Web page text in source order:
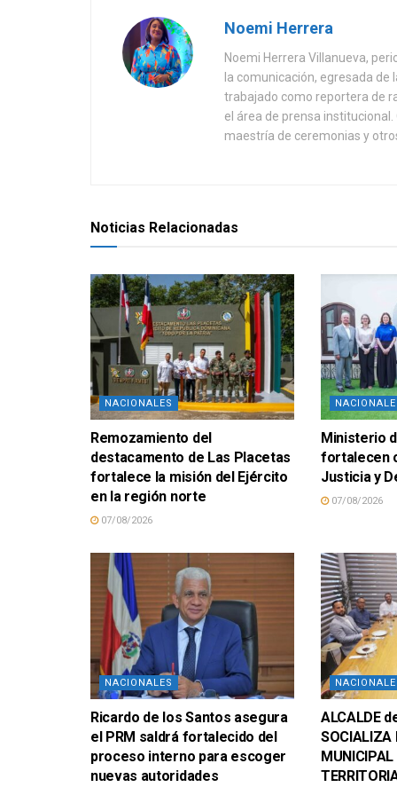
Noemi Herrera
Noemi Herrera Villanueva,
la comunicación, egresada de
trabajado como reportera de
el área de prensa
maestría de ceremonias y
Noticias Relacionadas
NACIONALES
Remozamiento del
destacamento de Las Placetas
fortalece la misión del Ejército
en la región norte
07/08/2026
Ministerio
fortalecen
Justicia y
07/08/2026
NACIONALES
Ricardo de los Santos asegura
el PRM saldrá fortalecido del
proceso interno para escoger
nuevas autoridades
ALCALDE
SOCIALIZA
MUNICIPAL